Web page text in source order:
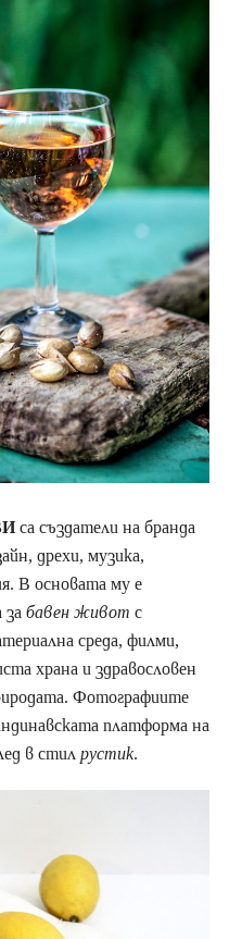
са създатели на бранда
дрехи, музика,
В основата му е
бавен живот с
среда, филми,
храна и здравословен
Фотографиите
платформа на
в стилрустик.